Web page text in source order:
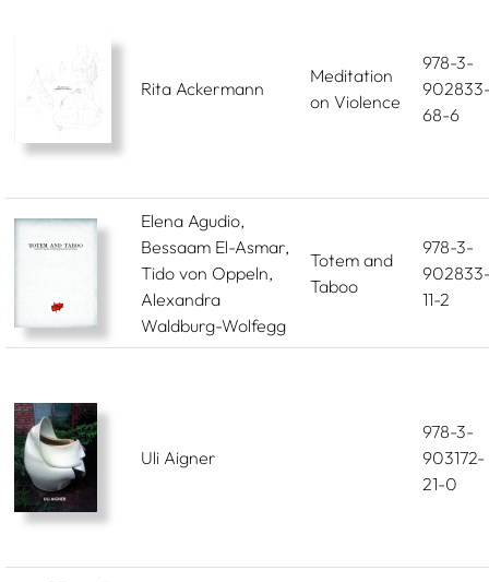
Rita Ackermann
Meditation
on Violence
978-3-
68-6
Elena Agudio,
Bessaam El-Asmar,
Tido von Oppeln,
Alexandra
Waldburg-Wolfegg
Totem and
Taboo
978-3-
11-2
Uli Aigner
978-3-
903172-
21-0